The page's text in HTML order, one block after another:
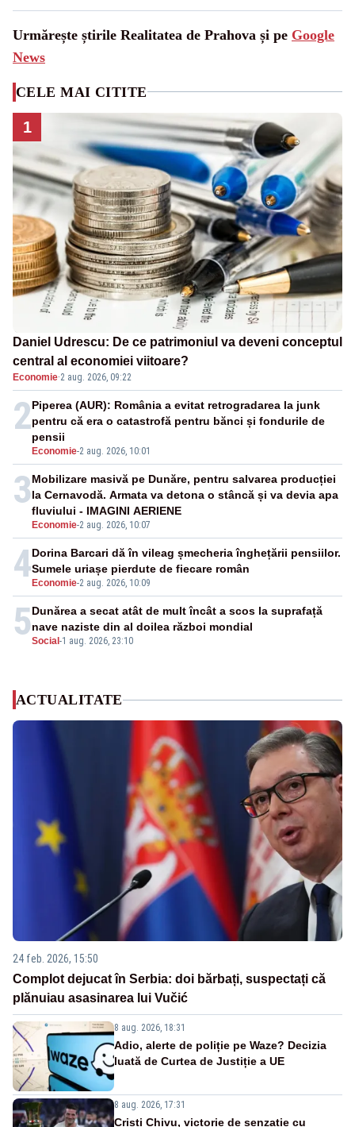
Urmărește știrile Realitatea de Prahova și pe Google
News
CELE MAI CITITE
1
Daniel Udrescu: De ce patrimoniul va deveni conceptul
central al economiei viitoare?
Economie·2 aug. 2026, 09:22
2
Economie-2 aug. 2026, 10:01
Piperea (AUR): România a evitat retrogradarea la junk
pentru că era o catastrofă pentru bănci și fondurile de
pensii
3
Economie-2 aug. 2026, 10:07
Mobilizare masivă pe Dunăre, pentru salvarea producției
la Cernavodă. Armata va detona o stâncă și va devia apa
fluviului - IMAGINI AERIENE
4 Economie-2 aug. 2026, 10:09
Dorina Barcari dă în vileag șmecheria înghețării pensiilor.
Sumele uriașe pierdute de fiecare român
5Social -1 aug. 2026, 23:10
Dunărea a secat atât de mult încât a scos la suprafață
nave naziste din al doilea război mondial
ACTUALITATE
24 feb. 2026, 15:50
Complot dejucat în Serbia: doi bărbați, suspectați că
plănuiau asasinarea lui Vučić
8 aug. 2026, 18:31
Adio, alerte de poliție pe Waze? Decizia
luată de Curtea de Justiție a UE
8 aug. 2026, 17:31
Cristi Chivu, victorie de senzație cu